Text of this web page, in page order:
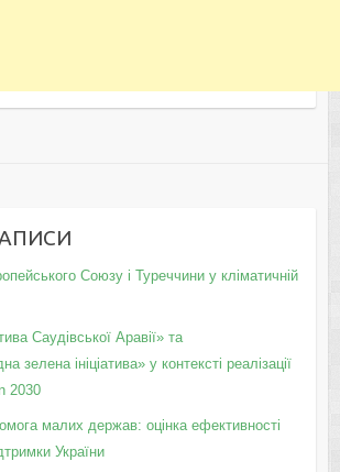
Союзу і Туреччини у кліматичній
Саудівської Аравії» та
зелена ініціатива» у контексті реалізації
2030
малих держав: оцінка ефективності
України